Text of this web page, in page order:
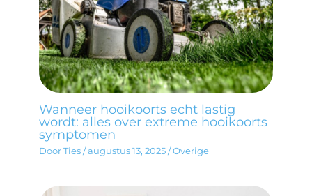
Wanneer hooikoorts echt lastig
wordt: alles over extreme hooikoorts
symptomen
DoorTies/augustus 13, 2025/Overige